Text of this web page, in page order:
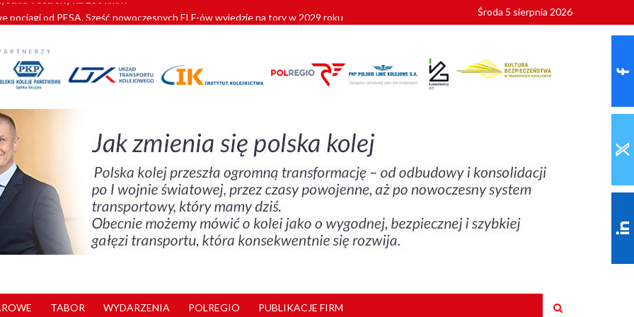
pociągi od PESA. Sześć nowoczesnych ELF-ów wyjedzie na tory w 2029 roku
alkoholu i wjeżdżają na tory
Vectrony na 230 km/h
Środa 5 sierpnia 2026
TABOR WYDARZENIA POLREGIO PUBLIKACJE FIRM